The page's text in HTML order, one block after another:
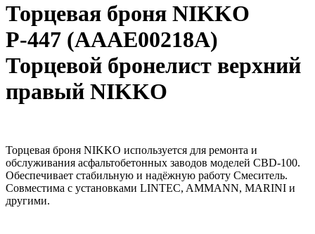
Торцевая броня NIKKO
Р-447 (AAAE00218A)
Торцевой бронелист верхний
правый NIKKO
Торцевая броня NIKKO используется для ремонта и
обслуживания асфальтобетонных заводов моделей CBD-100.
Обеспечивает стабильную и надёжную работу Смеситель.
Совместима с установками LINTEC, AMMANN, MARINI и
другими.